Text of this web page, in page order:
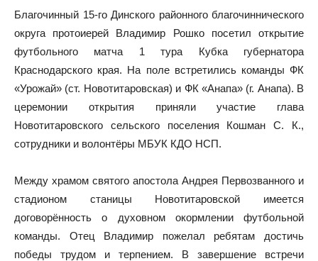
Благочинный 15-го Динского районного благочиннического
округа протоиерей Владимир Рошко посетил открытие
футбольного матча 1 тура Кубка губернатора
Краснодарского края. На поле встретились команды ФК
«Урожай» (ст. Новотитаровская) и ФК «Анапа» (г. Анапа). В
церемонии открытия приняли участие глава
Новотитаровского сельского поселения Кошман С. К.,
сотрудники и волонтёры МБУК КДО НСП.
Между храмом святого апостола Андрея Первозванного и
стадионом станицы Новотитаровской имеется
договорённость о духовном окормлении футбольной
команды. Отец Владимир пожелал ребятам достичь
победы трудом и терпением. В завершение встречи